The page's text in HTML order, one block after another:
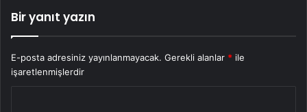
Bir yanıt yazın
E-posta adresiniz yayınlanmayacak. Gerekli alanlar * ile
işaretlenmişlerdir